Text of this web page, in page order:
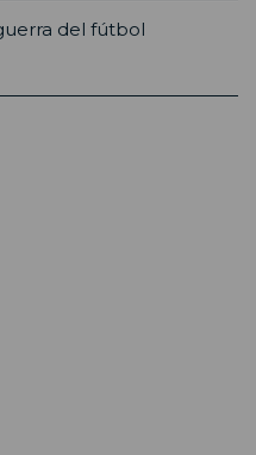
del fútbol